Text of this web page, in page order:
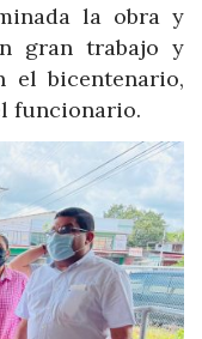
la obra y
gran trabajo y
el bicentenario,
funcionario.